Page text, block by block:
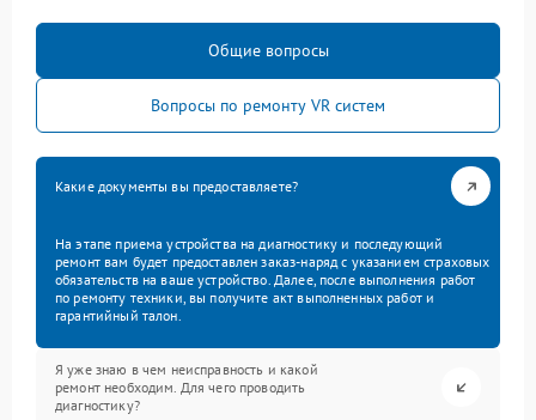
Общие вопросы
Вопросы по ремонту VR систем
Какие документы вы предоставляете?
На этапе приема устройства на диагностику и последующий
ремонт вам будет предоставлен заказ-наряд с указанием страховых
обязательств на ваше устройство. Далее, после выполнения работ
по ремонту техники, вы получите акт выполненных работ и
гарантийный талон.
Я уже знаю в чем неисправность и какой
ремонт необходим. Для чего проводить
диагностику?